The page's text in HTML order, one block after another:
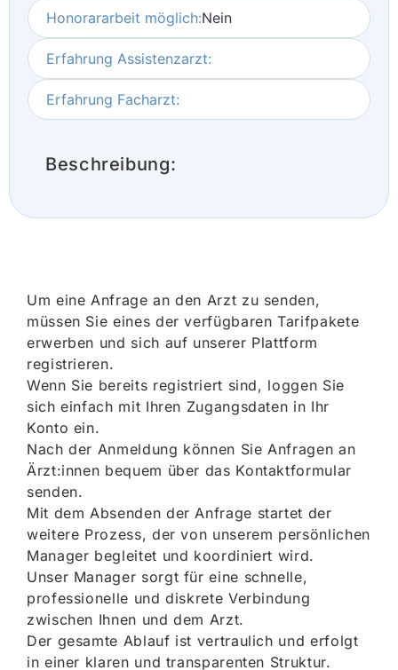
Honorararbeit möglich:Nein
Erfahrung Assistenzarzt:
Erfahrung Facharzt:
Beschreibung:
Um eine Anfrage an den Arzt zu senden,
müssen Sie eines der verfügbaren Tarifpakete
erwerben und sich auf unserer Plattform
registrieren.
Wenn Sie bereits registriert sind, loggen Sie
sich einfach mit Ihren Zugangsdaten in Ihr
Konto ein.
Nach der Anmeldung können Sie Anfragen an
Ärzt:innen bequem über das Kontaktformular
senden.
Mit dem Absenden der Anfrage startet der
weitere Prozess, der von unserem persönlichen
Manager begleitet und koordiniert wird.
Unser Manager sorgt für eine schnelle,
professionelle und diskrete Verbindung
zwischen Ihnen und dem Arzt.
Der gesamte Ablauf ist vertraulich und erfolgt
in einer klaren und transparenten Struktur.